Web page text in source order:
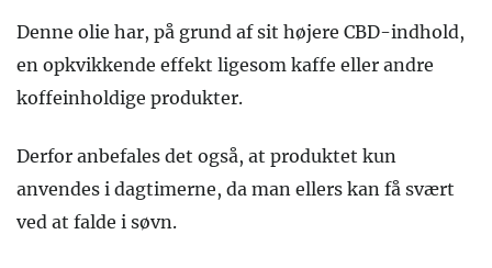
Denne olie har, på grund af sit højere CBD-indhold,
en opkvikkende effekt ligesom kaffe eller andre
koffeinholdige produkter.
Derfor anbefales det også, at produktet kun
anvendes i dagtimerne, da man ellers kan få svært
ved at falde i søvn.